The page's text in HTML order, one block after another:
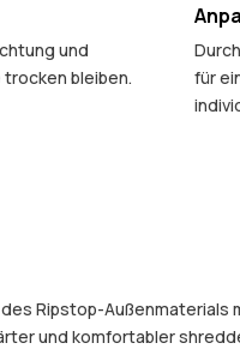
und
bleiben.
für
Ripstop-
und komfortabler